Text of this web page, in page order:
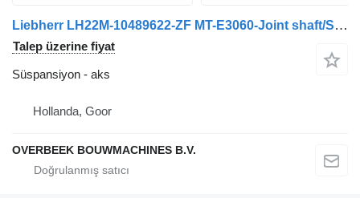
Liebherr LH22M-10489622-ZF MT-E3060-Joint shaft/Steckwelle aks
Talep üzerine fiyat
Süspansiyon - aks
Hollanda, Goor
OVERBEEK BOUWMACHINES B.V.